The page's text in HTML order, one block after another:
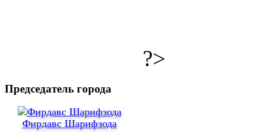
?>
Председатель города
Фирдавс Шарифзода